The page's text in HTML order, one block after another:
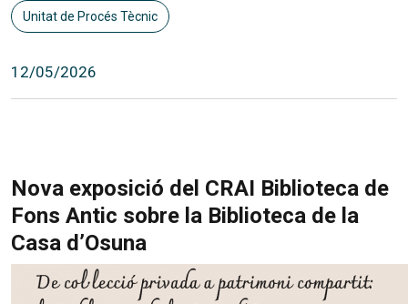
Unitat de Procés Tècnic
12/05/2026
Nova exposició del CRAI Biblioteca de
Fons Antic sobre la Biblioteca de la
Casa d’Osuna